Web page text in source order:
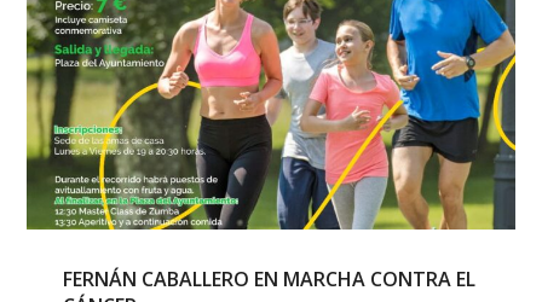
FERNÁN CABALLERO EN MARCHA CONTRA EL